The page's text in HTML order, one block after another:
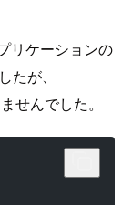
リケーションの
が、
せんでした。